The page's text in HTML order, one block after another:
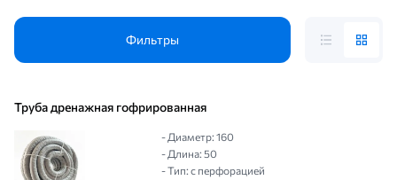
Фильтры
Труба дренажная гофрированная
- Диаметр: 160
- Длина: 50
- Тип: с перфорацией